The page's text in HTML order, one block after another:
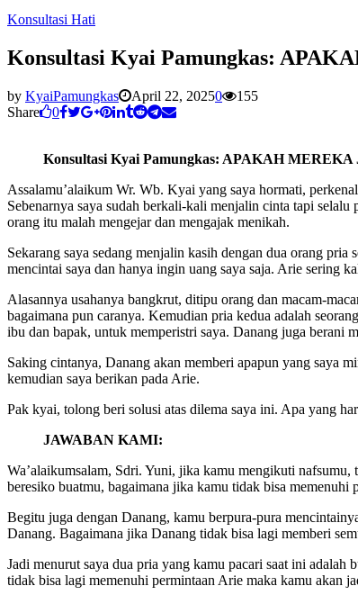
Konsultasi Hati
Konsultasi Kyai Pamungkas:
by KyaiPamungkas April 22, 20250
155
Share
0
Konsultasi Kyai Pamungkas: APAKAH MEREKA
Assalamu’alaikum Wr. Wb. Kyai yang saya hormati,
Sebenarnya saya sudah berkali-kali menjalin cinta tapi
orang itu malah mengejar dan mengajak menikah.
Sekarang saya sedang menjalin kasih dengan dua orang
mencintai saya dan hanya ingin uang saya saja. Arie sering
Alasannya usahanya bangkrut, ditipu orang dan macam-
bagaimana pun caranya. Kemudian pria kedua adalah
ibu dan bapak, untuk memperistri saya. Danang juga berani
Saking cintanya, Danang akan memberi apapun yang saya
kemudian saya berikan pada Arie.
Pak kyai, tolong beri solusi atas dilema saya ini. Apa yang
JAWABAN KAMI:
Wa’alaikumsalam, Sdri. Yuni, jika kamu mengikuti
beresiko buatmu, bagaimana jika kamu tidak bisa
Begitu juga dengan Danang, kamu berpura-pura
Danang. Bagaimana jika Danang tidak bisa lagi memberi
Jadi menurut saya dua pria yang kamu pacari saat ini
tidak bisa lagi memenuhi permintaan Arie maka kamu akan